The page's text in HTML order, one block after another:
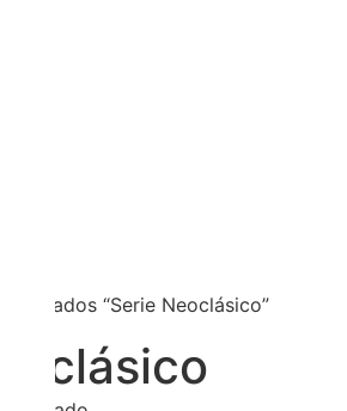
“Serie Neoclásico”